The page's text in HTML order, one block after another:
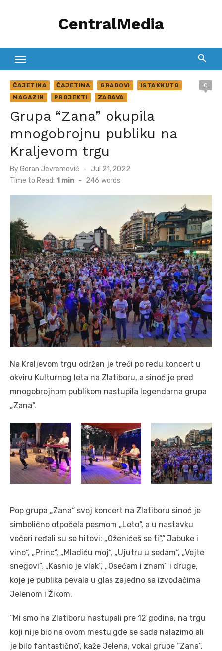
CentralMedia
ČAJETINA ČAJETINA GRADOVI
ISTAKNUTO
MAGAZIN
PROJEKTI ZABAVA
0
Grupa “Zana” okupila
mnogobrojnu publiku na
Kraljevom trgu
ByGoran Jevremović
Posted
on
Jul 21, 2022
Time to Read: 1 min - 246 words
Na Kraljevom trgu održan je treći po redu koncert u
okviru Kulturnog leta na Zlatiboru, a sinoć je pred
mnogobrojnom publikom nastupila legendarna grupa
„Zana“.
Pop grupa „Zana“ svoj koncert na Zlatiboru sinoć je
simbolično otpočela pesmom „Leto“, a u nastavku
večeri ređali su se hitovi: „Oženićeš se ti“,“ Jabuke i
vino“, „Princ“, „Mladiću moj“, „Ujutru u sedam“, „Vejte
snegovi“, „Kasnio je vlak“, „Osećam i znam“ i druge,
koje je publika pevala u glas zajedno sa izvođačima
Jelenom i Žikom.
“Mi smo na Zlatiboru nastupali pre 12 godina, na trgu
koji nije bio na ovom mestu gde se sada nalazimo ali
je bilo fantastično”, kaže Jelena, vokal grupe “Zana”.